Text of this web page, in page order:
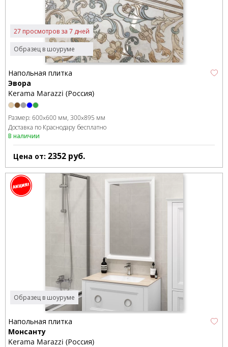
Образец в шоуруме
27 просмотров за 7 дней
Напольная плитка
Эвора
Kerama Marazzi (Россия)
Размер: 600x600 мм 300x895 мм
Доставка по Краснодару бесплатно
В наличии
Цена от: 2352 руб.
Образец в шоуруме
Напольная плитка
Монсанту
Kerama Marazzi (Россия)